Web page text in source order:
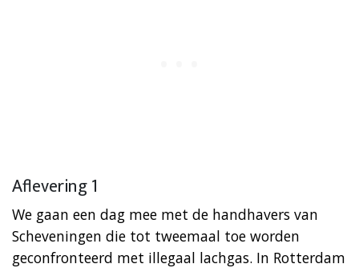
Aflevering 1
We gaan een dag mee met de handhavers van
Scheveningen die tot tweemaal toe worden
geconfronteerd met illegaal lachgas. In Rotterdam